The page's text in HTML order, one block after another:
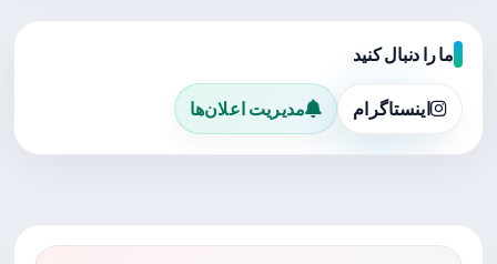
ما را دنبال کنید
اینستاگرام مدیریت اعلان‌ها